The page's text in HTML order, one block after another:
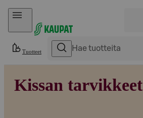
Hyppää sisältöön
Tuotteet
Kissan tarvikkeet